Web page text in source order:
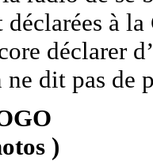
à
déclarer
ne dit pas de
)